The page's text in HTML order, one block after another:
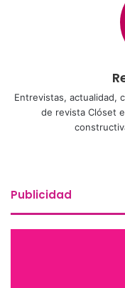
Entrevistas, actualidad,
de revista Clóset
Publicidad